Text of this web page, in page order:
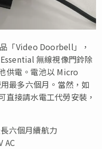
「Video Doorbell」，
無線視像門鈴除
供電。電池以 Micro
最多六個月。當然，如
直接請水電工代勞安裝，
六個月續航力
AC